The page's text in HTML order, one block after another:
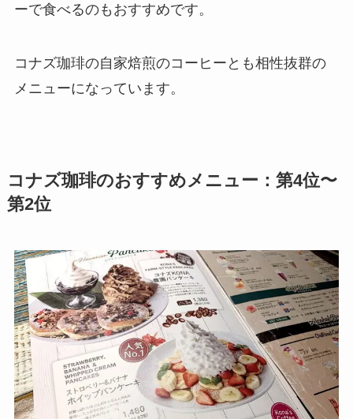
ーで食べるのもおすすめです。
コナズ珈琲の自家焙煎のコーヒーとも相性抜群の
メニューになっています。
コナズ珈琲のおすすめメニュー：第4位〜
第2位